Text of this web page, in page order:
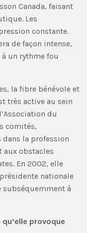
Canada, faisant
Les
constante.
de façon intense,
un rythme fou
la fibre bénévole et
très active au sein
du
comités,
la profession
aux obstacles
En 2002, elle
nationale
subséquemment à
provoque